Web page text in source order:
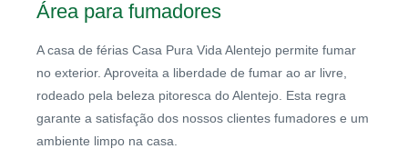
Área para fumadores
A casa de férias Casa Pura Vida Alentejo permite fumar
no exterior. Aproveita a liberdade de fumar ao ar livre,
rodeado pela beleza pitoresca do Alentejo. Esta regra
garante a satisfação dos nossos clientes fumadores e um
ambiente limpo na casa.